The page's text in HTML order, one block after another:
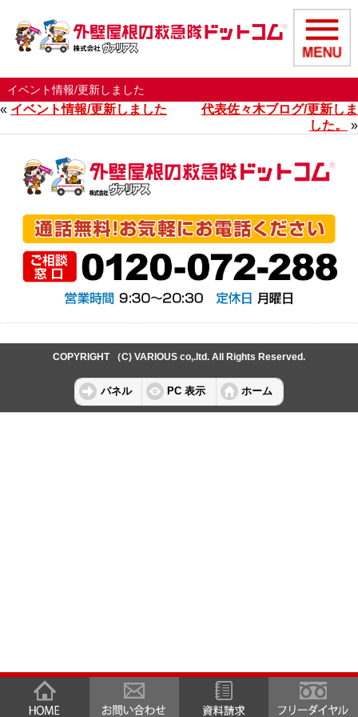
イベント情報/更新しました
« イベント情報/更新しました
代表佐々木ブログ/更新しま
した。
»
COPYRIGHT （C) VARIOUS co,.ltd. All Rights Reserved.
パネル PC 表示 ホーム